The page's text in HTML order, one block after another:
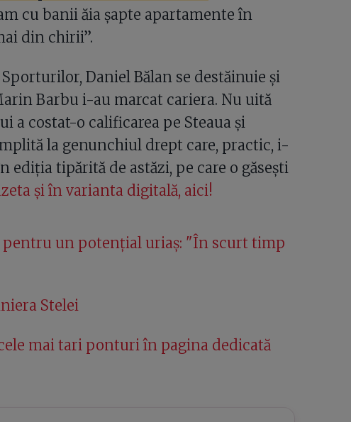
cu banii ăia șapte apartamente în
din chirii”.
Daniel Bălan se destăinuie și
Barbu i-au marcat cariera. Nu uită
a costat-o calificarea pe Steaua și
la genunchiul drept care, practic, i-
ediția tipărită de astăzi, pe care o găsești
și în varianta digitală, aici!
pentru un potențial uriaș: "În scurt timp
Stelei
mai tari ponturi în pagina dedicată